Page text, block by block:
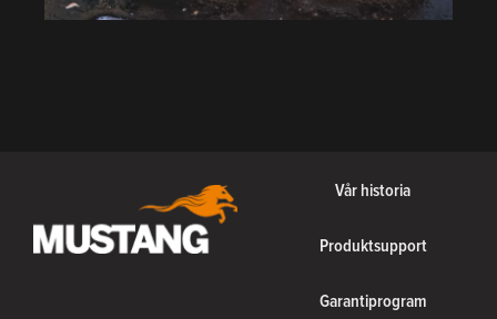
Vår historia
Produktsupport
Garantiprogram